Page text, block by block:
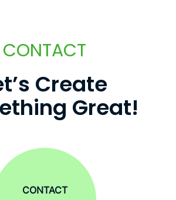
CONTACT
t’s Create
ething Great!
CONTACT